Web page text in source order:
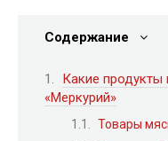
Содержание
Какие продукты
«Меркурий»
Товары